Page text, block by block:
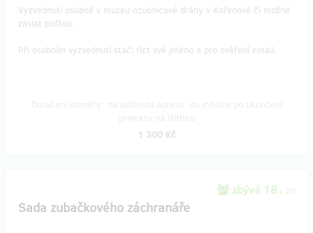
Vyzvednutí osobně v muzeu ozubnicové dráhy v Kořenově či možné
zaslat poštou.
Při osobním vyzvednutí stačí říct své jméno a pro ověření email.
1 300 Kč
zbývá 18 z 20
Sada zubačkového záchranáře